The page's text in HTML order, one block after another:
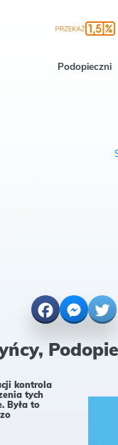
Podopieczni
FacebookMessenger
Twitter
kontrola
tych
. Była to